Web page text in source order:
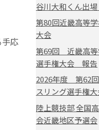
応
谷川大和くん出
第80回近畿高等
大会
第69回 近畿高等
選手権大会 報告
2026年度 第62
スリング選手権
陸上競技部 全国
会近畿地区予選会